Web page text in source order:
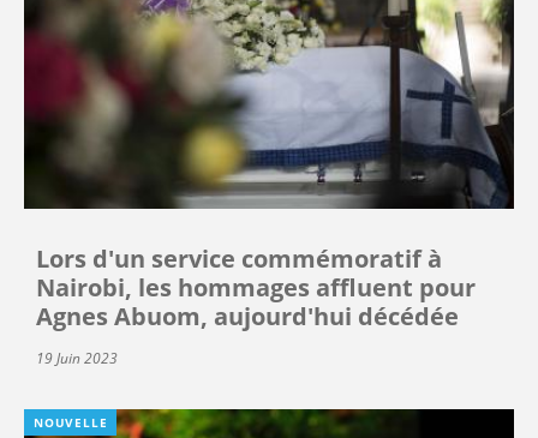
Lors d'un service commémoratif à
Nairobi, les hommages affluent pour
Agnes Abuom, aujourd'hui décédée
19 Juin 2023
NOUVELLE